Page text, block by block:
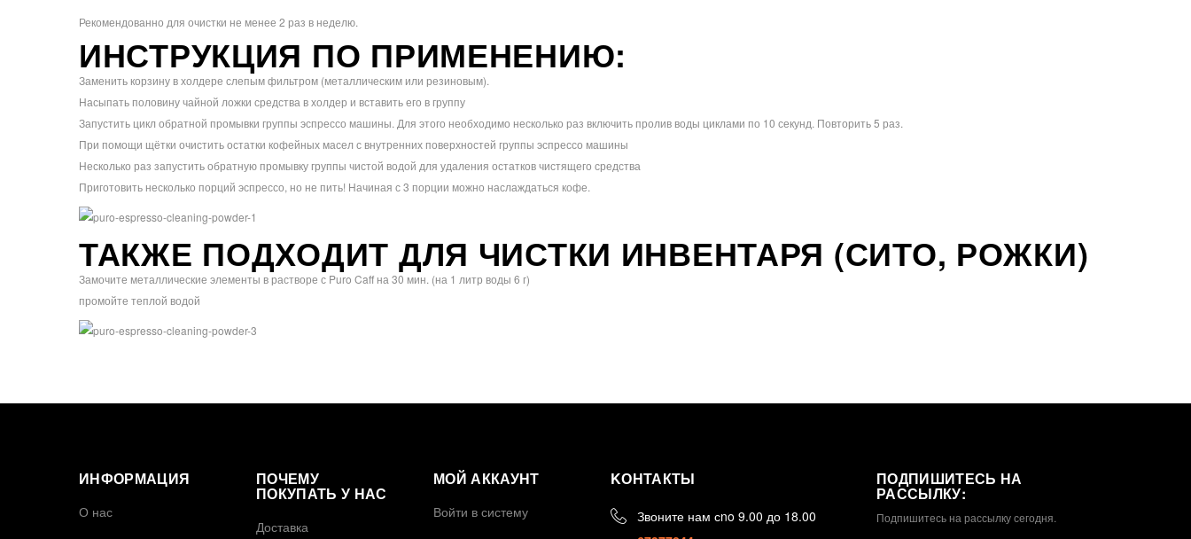
Рекомендованно для очистки не менее 2 раз в неделю.
ИНСТРУКЦИЯ ПО ПРИМЕНЕНИЮ:
Заменить корзину в холдере слепым фильтром (металлическим или резиновым).
Насыпать половину чайной ложки средства в холдер и вставить его в группу
Запустить цикл обратной промывки группы эспрессо машины. Для этого необходимо несколько раз включить пролив воды циклами по 10 секунд. Повторить 5 раз.
При помощи щётки очистить остатки кофейных масел с внутренних поверхностей группы эспрессо машины
Несколько раз запустить обратную промывку группы чистой водой для удаления остатков чистящего средства
Приготовить несколько порций эспрессо, но не пить! Начиная с 3 порции можно наслаждаться кофе.
ТАКЖЕ ПОДХОДИТ ДЛЯ ЧИСТКИ ИНВЕНТАРЯ (СИТО, РОЖКИ)
Замочите металлические элементы в растворе с Puro Caff на 30 мин. (на 1 литр воды 6 г)
промойте теплой водой
ИНФОРМАЦИЯ
О нас
ПОЧЕМУ
ПОКУПАТЬ У НАС
Доставка
МОЙ АККАУНТ
Войти в систему
KОНТАКТЫ
Звоните нам сno 9.00 до 18.00
ПОДПИШИТЕСЬ НА
РАССЫЛКУ:
Подпишитесь на рассылку сегодня.